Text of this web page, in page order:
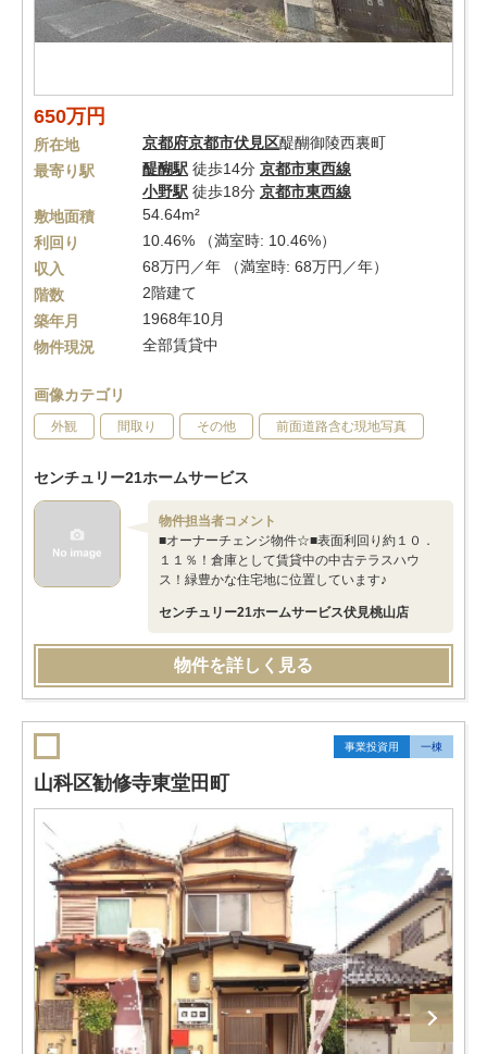
650万円
所在地 京都府京都市伏見区醍醐御陵西裏町
最寄り駅
醍醐駅 徒歩14分 京都市東西線
小野駅 徒歩18分 京都市東西線
敷地面積
54.64m²
利回り
10.46% （満室時: 10.46%）
収入
68万円／年 （満室時: 68万円／年）
階数
2階建て
築年月
1968年10月
物件現況
全部賃貸中
画像カテゴリ
外観 間取り その他 前面道路含む現地写真
センチュリー21ホームサービス
物件担当者コメント
■オーナーチェンジ物件☆■表面利回り約１０．
１１％！倉庫として賃貸中の中古テラスハウ
ス！緑豊かな住宅地に位置しています♪
センチュリー21ホームサービス伏見桃山店
物件を詳しく見る
事業投資用 一棟
山科区勧修寺東堂田町